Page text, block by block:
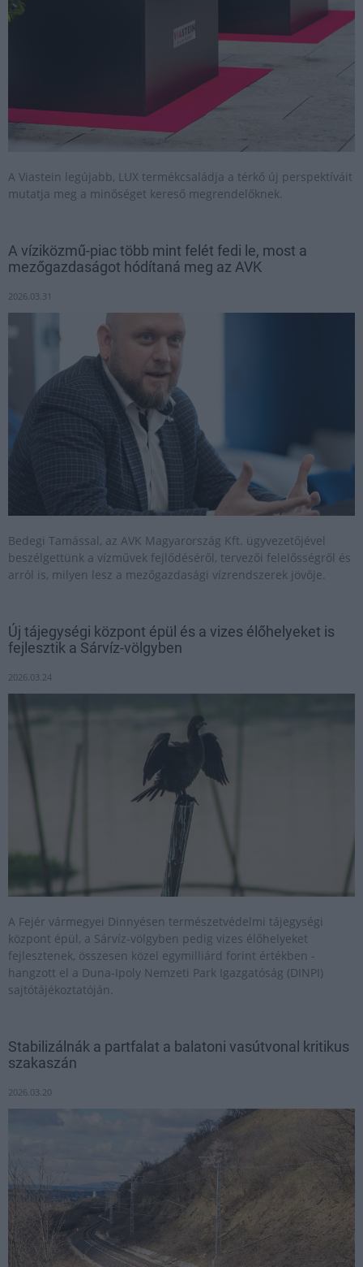
A Viastein legújabb, LUX termékcsaládja a térkő új perspektíváit
mutatja meg a minőséget kereső megrendelőknek.
A víziközmű-piac több mint felét fedi le, most a
mezőgazdaságot hódítaná meg az AVK
2026.03.31
Bedegi Tamással, az AVK Magyarország Kft. ügyvezetőjével
beszélgettünk a vízművek fejlődéséről, tervezői felelősségről és
arról is, milyen lesz a mezőgazdasági vízrendszerek jövője.
Új tájegységi központ épül és a vizes élőhelyeket is
fejlesztik a Sárvíz-völgyben
2026.03.24
A Fejér vármegyei Dinnyésen természetvédelmi tájegységi
központ épül, a Sárvíz-völgyben pedig vizes élőhelyeket
fejlesztenek, összesen közel egymilliárd forint értékben -
hangzott el a Duna-Ipoly Nemzeti Park Igazgatóság (DINPI)
sajtótájékoztatóján.
Stabilizálnák a partfalat a balatoni vasútvonal kritikus
szakaszán
2026.03.20